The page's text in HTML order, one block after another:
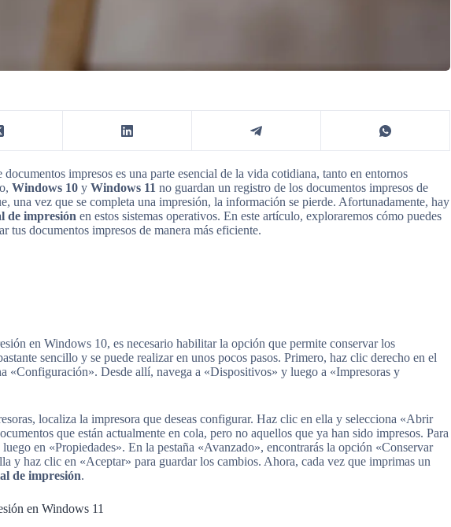
impresos es una parte esencial de la vida cotidiana, tanto en entornos
Windows 10 y Windows 11 no guardan un registro de los documentos impresos de
una vez que se completa una impresión, la información se pierde. Afortunadamente, hay
de impresión en estos sistemas operativos. En este artículo, exploraremos cómo puedes
tus documentos impresos de manera más eficiente.
en Windows 10, es necesario habilitar la opción que permite conservar los
sencillo y se puede realizar en unos pocos pasos. Primero, haz clic derecho en el
«Configuración». Desde allí, navega a «Dispositivos» y luego a «Impresoras y
localiza la impresora que deseas configurar. Haz clic en ella y selecciona «Abrir
que están actualmente en cola, pero no aquellos que ya han sido impresos. Para
en «Propiedades». En la pestaña «Avanzado», encontrarás la opción «Conservar
y haz clic en «Aceptar» para guardar los cambios. Ahora, cada vez que imprimas un
de impresión.
en Windows 11